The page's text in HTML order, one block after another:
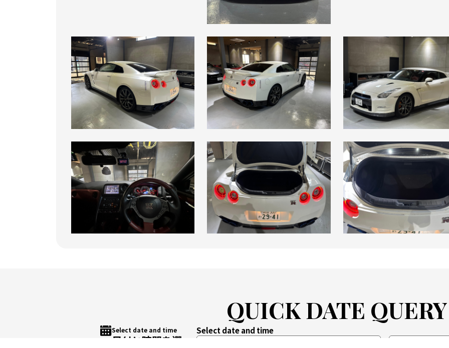
QUICK DATE QUERY
Select date and time
日付と時間を選
Select date and time